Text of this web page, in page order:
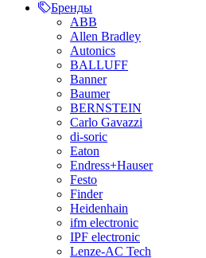
Бренды
ABB
Allen Bradley
Autonics
BALLUFF
Banner
Baumer
BERNSTEIN
Carlo Gavazzi
di-soric
Eaton
Endress+Hauser
Festo
Finder
Heidenhain
ifm electronic
IPF electronic
Lenze-AC Tech